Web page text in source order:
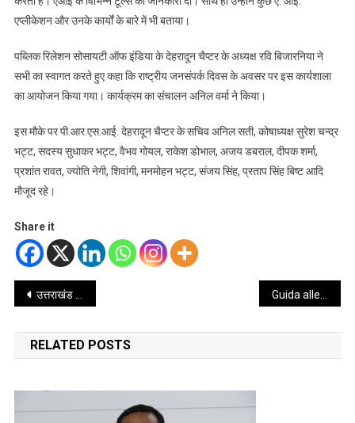
एप्लीकेशन और उनके कार्यों के बारे में भी बताया।
पब्लिक रिलेशन सोसायटी ऑफ इंडिया के देहरादून चैप्टर के अध्यक्ष रवि बिजारनिया ने
सभी का स्वागत करते हुए कहा कि राष्ट्रीय जनसंपर्क दिवस के अवसर पर इस कार्यशाला
का आयोजन किया गया। कार्यक्रम का संचालन अनिल वर्मा ने किया।
इस मौके पर पी.आर.एस.आई. देहरादून चैप्टर के सचिव अनिल सती, कोषाध्यक्ष सुरेश चन्द्र
भट्ट, सदस्य सुधाकर भट्ट, वैभव गोयल, राकेश डोभाल, अजय डबराल, दीपक शर्मा,
प्रशांत रावत, ज्योति नेगी, शिवांगी, मनमोहन भट्ट, संजय सिंह, प्रताप सिंह बिष्ट आदि
मौजूद रहे।
Share it
Post
navigation
उत्तराखंड के किसी भी जिले से मतदाता सूची को लेकर एक भी आपत्ति नहीं हुई दर्ज – सीईओ पुरुषोत्तम Guida alle strategie di massimizzazione delle vincite nelle slot non AAMS per utenti esperti
RELATED POSTS